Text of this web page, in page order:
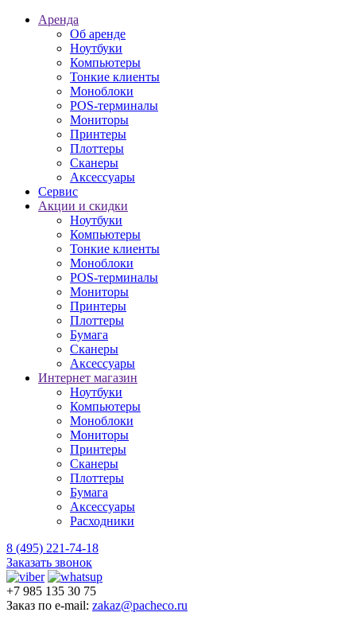
Аренда
Об аренде
Ноутбуки
Компьютеры
Тонкие клиенты
Моноблоки
POS-терминалы
Мониторы
Принтеры
Плоттеры
Сканеры
Аксессуары
Сервис
Акции и скидки
Ноутбуки
Компьютеры
Тонкие клиенты
Моноблоки
POS-терминалы
Мониторы
Принтеры
Плоттеры
Бумага
Сканеры
Аксессуары
Интернет магазин
Ноутбуки
Компьютеры
Моноблоки
Мониторы
Принтеры
Сканеры
Плоттеры
Бумага
Аксессуары
Расходники
8 (495) 221-74-18
Заказать звонок
+7 985 135 30 75
Заказ по e-mail: zakaz@pacheco.ru